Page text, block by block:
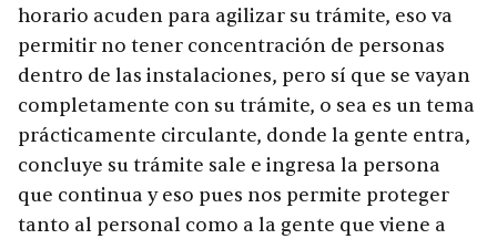
horario acuden para agilizar su trámite, eso va
permitir no tener concentración de personas
dentro de las instalaciones, pero sí que se vayan
completamente con su trámite, o sea es un tema
prácticamente circulante, donde la gente entra,
concluye su trámite sale e ingresa la persona
que continua y eso pues nos permite proteger
tanto al personal como a la gente que viene a